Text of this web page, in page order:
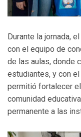
Durante la jornada,
con el equipo de
de las aulas, donde
estudiantes, y con
permitió fortalecer
comunidad
permanente a las